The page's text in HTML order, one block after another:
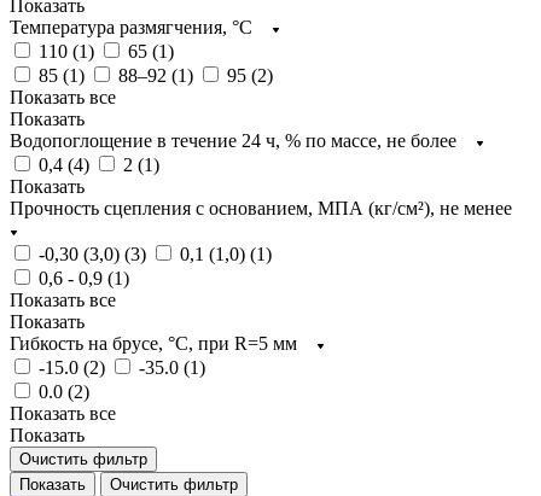
Показать
Температура размягчения, °С
110 (1) 65 (1)
85 (1) 88–92 (1) 95 (2)
Показать все
Показать
Водопоглощение в течение 24 ч, % по массе, не более
0,4 (4) 2 (1)
Показать
Прочность сцепления с основанием, МПА (кг/см²), не менее
-0,30 (3,0) (3) 0,1 (1,0) (1)
0,6 - 0,9 (1)
Показать все
Показать
Гибкость на брусе, °С, при R=5 мм
-15.0 (2) -35.0 (1)
0.0 (2)
Показать все
Показать
Очистить фильтр
Показать
Очистить фильтр